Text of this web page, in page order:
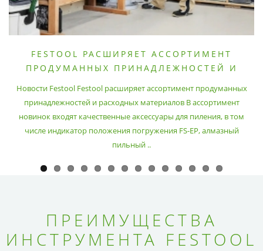
FESTOOL РАСШИРЯЕТ АССОРТИМЕНТ
ПРОДУМАННЫХ ПРИНАДЛЕЖНОСТЕЙ И
Новости Festool Festool расширяет ассортимент продуманных
принадлежностей и расходных материалов В ассортимент
новинок входят качественные аксессуары для пиления, в том
числе индикатор положения погружения FS-EP, алмазный
пильный ..
ПРЕИМУЩЕСТВА
ИНСТРУМЕНТА FESTOOL